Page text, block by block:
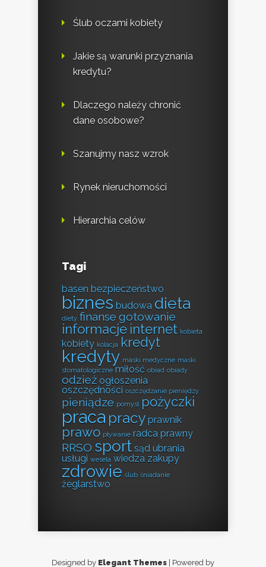
Ślub oczami kobiety
Jakie są warunki przyznania
kredytu?
Dlaczego należy chronić
dane osobowe?
Szanujmy nasz wzrok
Rynek nieruchomości
Hierarchia celów
Tagi
basen bezpieczeństwo
biznes budowa dieta
diety finanse gotowanie
informacje internet kobieta
kobiety kolacja kredyt
kredyty maski medyczne maski
stomatologiczne miłość obiad obiady
odzież ogłoszenia
oszczędności oszczędzanie pieniędzy
pieniądze pomysł pożyczki
praca pracy prawnik
prawo pływanie radca prawny
RRSO sport sąd ubrania
usługi wesela wiedza zakupy
zdrowie ślub śniadanie
żeglarstwo
Designed by Elegant Themes | Powered by